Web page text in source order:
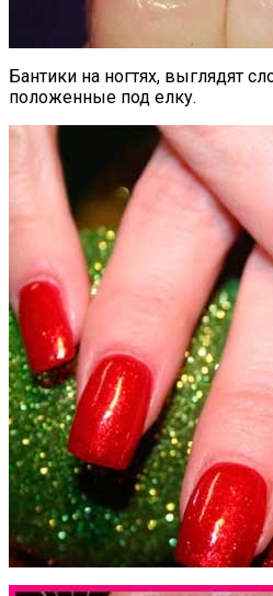
Бантики на ногтях, выглядят
положенные под елку.